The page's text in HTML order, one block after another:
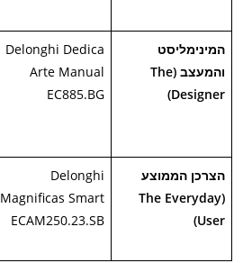
המינימליסט
והמעצב (The
Designer)
Delonghi Dedica
Arte Manual
EC885.BG
הצרכן הממוצע
(The Everyday
User)
Delonghi
Magnificas Smart
ECAM250.23.SB